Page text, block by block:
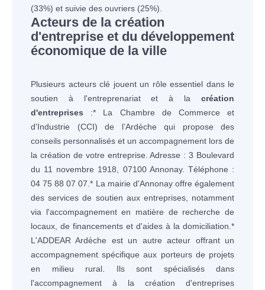
(33%) et suivie des ouvriers (25%).
Acteurs de la création
d'entreprise et du développement
économique de la ville
Plusieurs acteurs clé jouent un rôle essentiel dans le
soutien à l'entreprenariat et à la création
d'entreprises :* La Chambre de Commerce et
d'Industrie (CCI) de l’Ardèche qui propose des
conseils personnalisés et un accompagnement lors de
la création de votre entreprise. Adresse : 3 Boulevard
du 11 novembre 1918, 07100 Annonay. Téléphone :
04 75 88 07 07.* La mairie d'Annonay offre également
des services de soutien aux entreprises, notamment
via l'accompagnement en matière de recherche de
locaux, de financements et d'aides à la domiciliation.*
L'ADDEAR Ardèche est un autre acteur offrant un
accompagnement spécifique aux porteurs de projets
en milieu rural. Ils sont spécialisés dans
l'accompagnement à la création d'entreprises